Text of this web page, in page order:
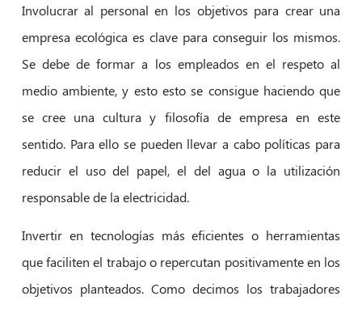
Involucrar al personal en los objetivos para crear una
empresa ecológica es clave para conseguir los mismos.
Se debe de formar a los empleados en el respeto al
medio ambiente, y esto esto se consigue haciendo que
se cree una cultura y filosofía de empresa en este
sentido. Para ello se pueden llevar a cabo políticas para
reducir el uso del papel, el del agua o la utilización
responsable de la electricidad.
Invertir en tecnologías más eficientes o herramientas
que faciliten el trabajo o repercutan positivamente en los
objetivos planteados. Como decimos los trabajadores